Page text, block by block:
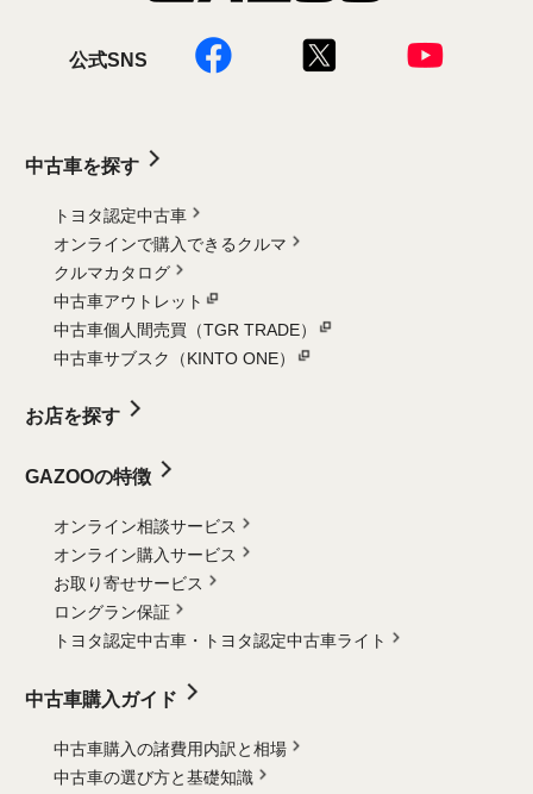
公式SNS
中古車を探す
トヨタ認定中古車
オンラインで購入できるクルマ
クルマカタログ
中古車アウトレット
中古車個人間売買（TGR TRADE）
中古車サブスク（KINTO ONE）
お店を探す
GAZOOの特徴
オンライン相談サービス
オンライン購入サービス
お取り寄せサービス
ロングラン保証
トヨタ認定中古車・
トヨタ認定中古車ライト
中古車購入ガイド
中古車購入の諸費用内訳と相場
中古車の選び方と基礎知識